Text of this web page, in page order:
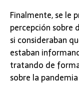
Finalmente, se le
percepción sobre
si consideraban
estaban
tratando de
sobre la